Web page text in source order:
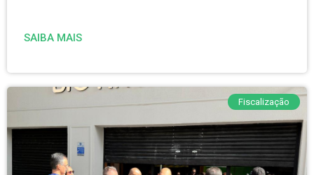
SAIBA MAIS
Fiscalização